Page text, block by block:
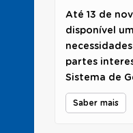
Até 13 de
disponível
partes
Sistema de
informar das
bem como,
Saber mais